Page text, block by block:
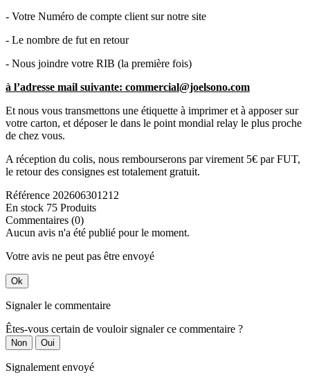
- Votre Numéro de compte client sur notre site
- Le nombre de fut en retour
- Nous joindre votre RIB (la première fois)
à l’adresse mail suivante: commercial@joelsono.com
Et nous vous transmettons une étiquette à imprimer et à apposer sur
votre carton, et déposer le dans le point mondial relay le plus proche
de chez vous.
A réception du colis, nous rembourserons par virement 5€ par FUT,
le retour des consignes est totalement gratuit.
Référence 202606301212
En stock 75 Produits
Commentaires (0)
Aucun avis n'a été publié pour le moment.
Votre avis ne peut pas être envoyé
Ok
Signaler le commentaire
Êtes-vous certain de vouloir signaler ce commentaire ?
Non Oui
Signalement envoyé